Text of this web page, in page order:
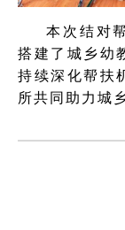
本次结对
搭建了城乡幼
持续深化帮扶
所共同助力城